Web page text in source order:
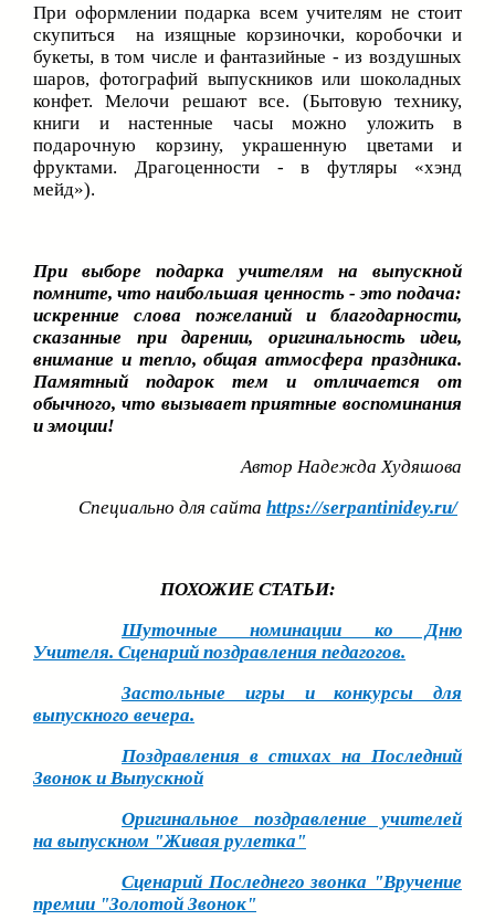
При оформлении подарка всем учителям не стоит
скупиться на изящные корзиночки, коробочки и
букеты, в том числе и фантазийные - из воздушных
шаров, фотографий выпускников или шоколадных
конфет. Мелочи решают все. (Бытовую технику,
книги и настенные часы можно уложить в
подарочную корзину, украшенную цветами и
фруктами. Драгоценности - в футляры «хэнд
мейд»).
При выборе подарка учителям на выпускной
помните, что наибольшая ценность - это подача:
искренние слова пожеланий и благодарности,
сказанные при дарении, оригинальность идеи,
внимание и тепло, общая атмосфера праздника.
Памятный подарок тем и отличается от
обычного, что вызывает приятные воспоминания
и эмоции!
Автор Надежда Худяшова
Специально для сайта https://serpantinidey.ru/
ПОХОЖИЕ СТАТЬИ:
Шуточные номинации ко Дню
Учителя. Сценарий поздравления педагогов.
Застольные игры и конкурсы для
выпускного вечера.
Поздравления в стихах на Последний
Звонок и Выпускной
Оригинальное поздравление учителей
на выпускном "Живая рулетка"
Сценарий Последнего звонка "Вручение
премии "Золотой Звонок"